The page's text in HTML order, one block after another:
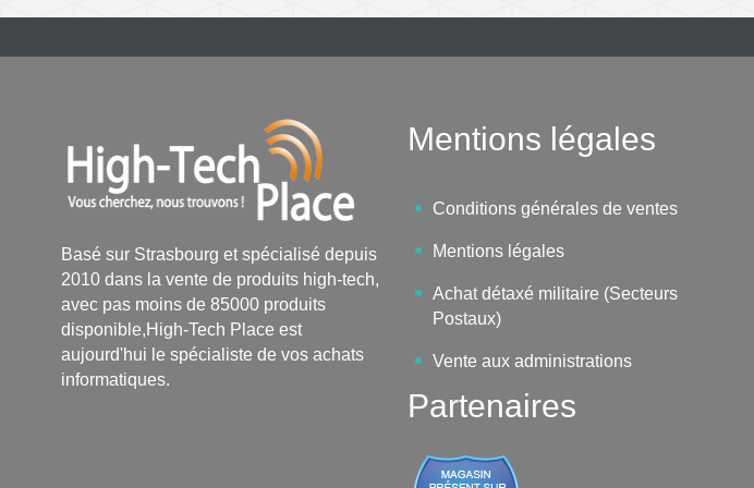
Basé sur Strasbourg et spécialisé depuis
2010 dans la vente de produits high-tech,
avec pas moins de 85000 produits
disponible,High-Tech Place est
aujourd'hui le spécialiste de vos achats
informatiques.
Mentions légales
Conditions générales de ventes
Mentions légales
Achat détaxé militaire (Secteurs
Postaux)
Vente aux administrations
Partenaires